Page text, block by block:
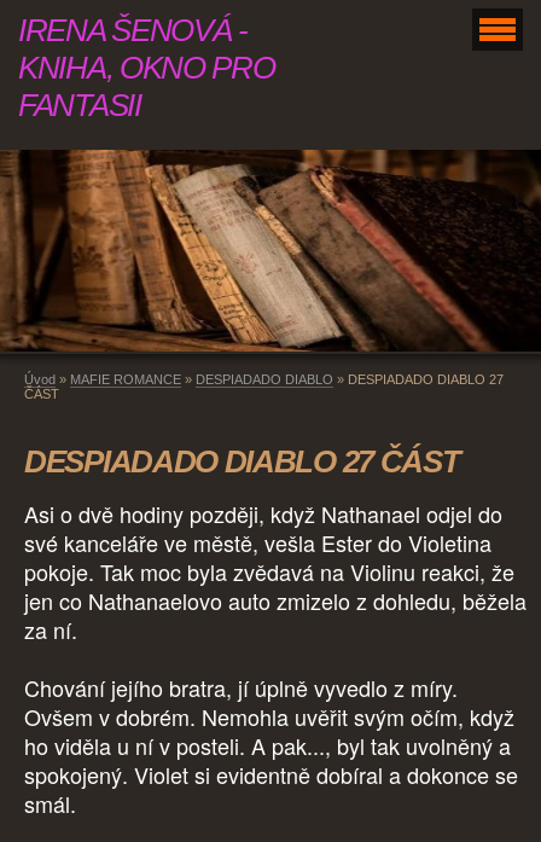
IRENA ŠENOVÁ -
KNIHA, OKNO PRO
FANTASII
Úvod » MAFIE ROMANCE » DESPIADADO DIABLO » DESPIADADO DIABLO 27
ČÁST
DESPIADADO DIABLO 27 ČÁST
Asi o dvě hodiny později, když Nathanael odjel do
své kanceláře ve městě, vešla Ester do Violetina
pokoje. Tak moc byla zvědavá na Violinu reakci, že
jen co Nathanaelovo auto zmizelo z dohledu, běžela
za ní.
Chování jejího bratra, jí úplně vyvedlo z míry.
Ovšem v dobrém. Nemohla uvěřit svým očím, když
ho viděla u ní v posteli. A pak..., byl tak uvolněný a
spokojený. Violet si evidentně dobíral a dokonce se
smál.